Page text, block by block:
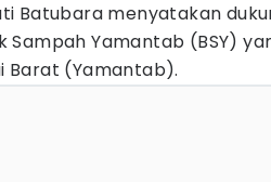
Batubara menyatakan
Sampah Yamantab (BSY)
Barat (Yamantab).